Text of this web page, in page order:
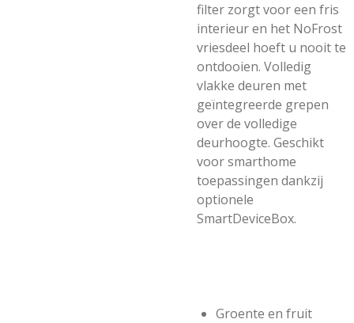
filter zorgt voor een fris
interieur en het NoFrost
vriesdeel hoeft u nooit te
ontdooien. Volledig
vlakke deuren met
geïntegreerde grepen
over de volledige
deurhoogte. Geschikt
voor smarthome
toepassingen dankzij
optionele
SmartDeviceBox.
Groente en fruit